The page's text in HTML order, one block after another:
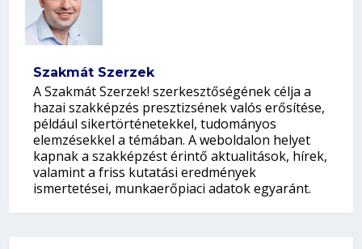
Szakmát Szerzek
A Szakmát Szerzek! szerkesztőségének célja a
hazai szakképzés presztizsének valós erősítése,
például sikertörténetekkel, tudományos
elemzésekkel a témában. A weboldalon helyet
kapnak a szakképzést érintő aktualitások, hírek,
valamint a friss kutatási eredmények
ismertetései, munkaerőpiaci adatok egyaránt.